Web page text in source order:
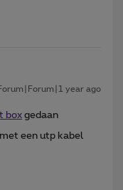
year ago
box gedaan
een utp kabel